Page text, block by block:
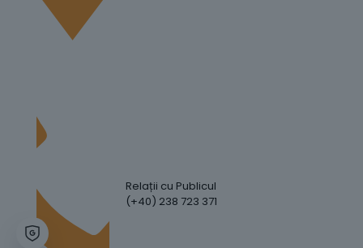
Relații cu Publicul
(+40) 238 723 371